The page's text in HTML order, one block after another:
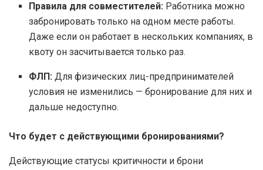
Правила для совместителей: Работника можно
забронировать только на одном месте работы.
Даже если он работает в нескольких компаниях, в
квоту он засчитывается только раз.
ФЛП: Для физических лиц-предпринимателей
условия не изменились — бронирование для них и
дальше недоступно.
Что будет с действующими бронированиями?
Действующие статусы критичности и брони